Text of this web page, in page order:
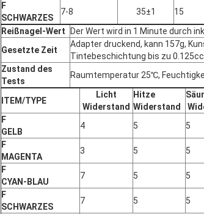
F
SCHWARZES
7-8 35±1 15
Reißnagel-Wert
Der Wert wird in 1 Minute durch
Gesetzte Zeit
Adapter druckend, kann 157g,
Tintebeschichtung bis zu
Zustand des
Tests
Raumtemperatur 25℃,
ITEM/TYPE
Licht
Widerstand
Hitze
Widerstand
F
GELB
4 5 5
F
MAGENTA
3 5 5
F
CYAN-BLAU
7 5 5
F
SCHWARZES
7 5 5